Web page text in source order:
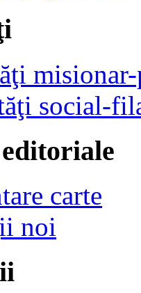
misionar-
social-
carte
noi